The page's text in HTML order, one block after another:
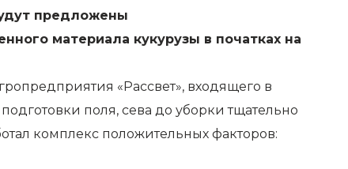
предложены
материала кукурузы в початках на
«Рассвет», входящего в
поля, сева до уборки тщательно
комплекс положительных факторов: